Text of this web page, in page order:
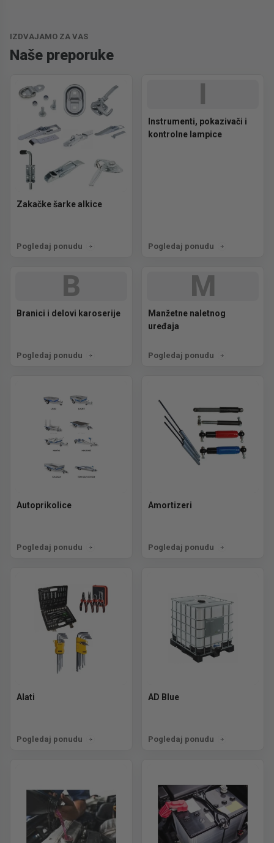
IZDVAJAMO ZA VAS
Naše preporuke
Zakačke šarke alkice
Pogledaj ponudu
I
Instrumenti, pokazivači i
kontrolne lampice
Pogledaj ponudu
B
Branici i delovi karoserije
Pogledaj ponudu
M
Manžetne naletnog
uređaja
Pogledaj ponudu
Autoprikolice
Pogledaj ponudu
Amortizeri
Pogledaj ponudu
Alati
Pogledaj ponudu
AD Blue
Pogledaj ponudu